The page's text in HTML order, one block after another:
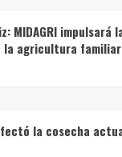
MIDAGRI impulsará
la agricultura familiar
la cosecha